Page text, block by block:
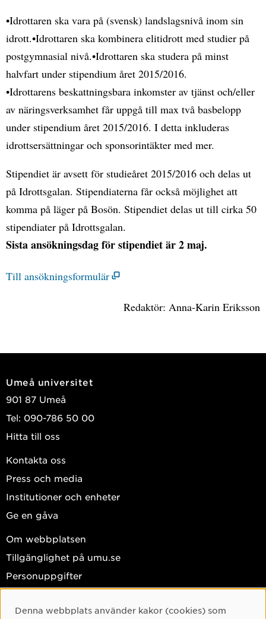
•Idrottaren ska vara på (svensk) landslagsnivå inom sin
idrott.•Idrottaren ska kombinera elitidrott med studier på
postgymnasial nivå.•Idrottaren ska studera på minst
halvfart under stipendium året 2015/2016.
•Idrottarens beskattningsbara inkomster av tjänst och/eller
av näringsverksamhet får uppgå till max två basbelopp
under stipendium året 2015/2016. I detta inkluderas
idrottsersättningar och sponsorintäkter med mer.
Stipendiet är avsett för studieåret 2015/2016 och delas ut
på Idrottsgalan. Stipendiaterna får också möjlighet att
komma på läger på Bosön. Stipendiet delas ut till cirka 50
stipendiater på Idrottsgalan.
Sista ansökningsdag för stipendiet är 2 maj.
Till ansökningsformulär
Redaktör: Anna-Karin Eriksson
Umeå universitet
901 87 Umeå
Tel: 090-786 50 00
Hitta till oss
Kontakta oss
Press och media
Institutioner och enheter
Ge en gåva
Om webbplatsen
Tillgänglighet på umu.se
Personuppgifter
Denna webbplats använder kakor (cookies) som